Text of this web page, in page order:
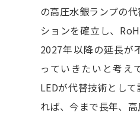
の高圧水銀ランプの
ションを確立し、
2027年以降の延長が
っていきたいと考え
LEDが代替技術とし
れば、今まで長年、